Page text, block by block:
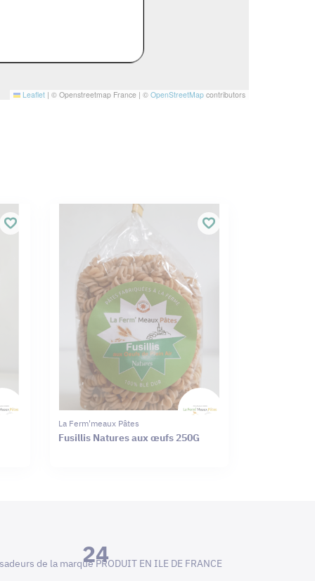
Leaflet | © Openstreetmap France | © OpenStreetMap contributors
La Ferm'meaux Pâtes
Fusillis Natures aux œufs 250G
24
de la marque PRODUIT EN ILE DE FRANCE